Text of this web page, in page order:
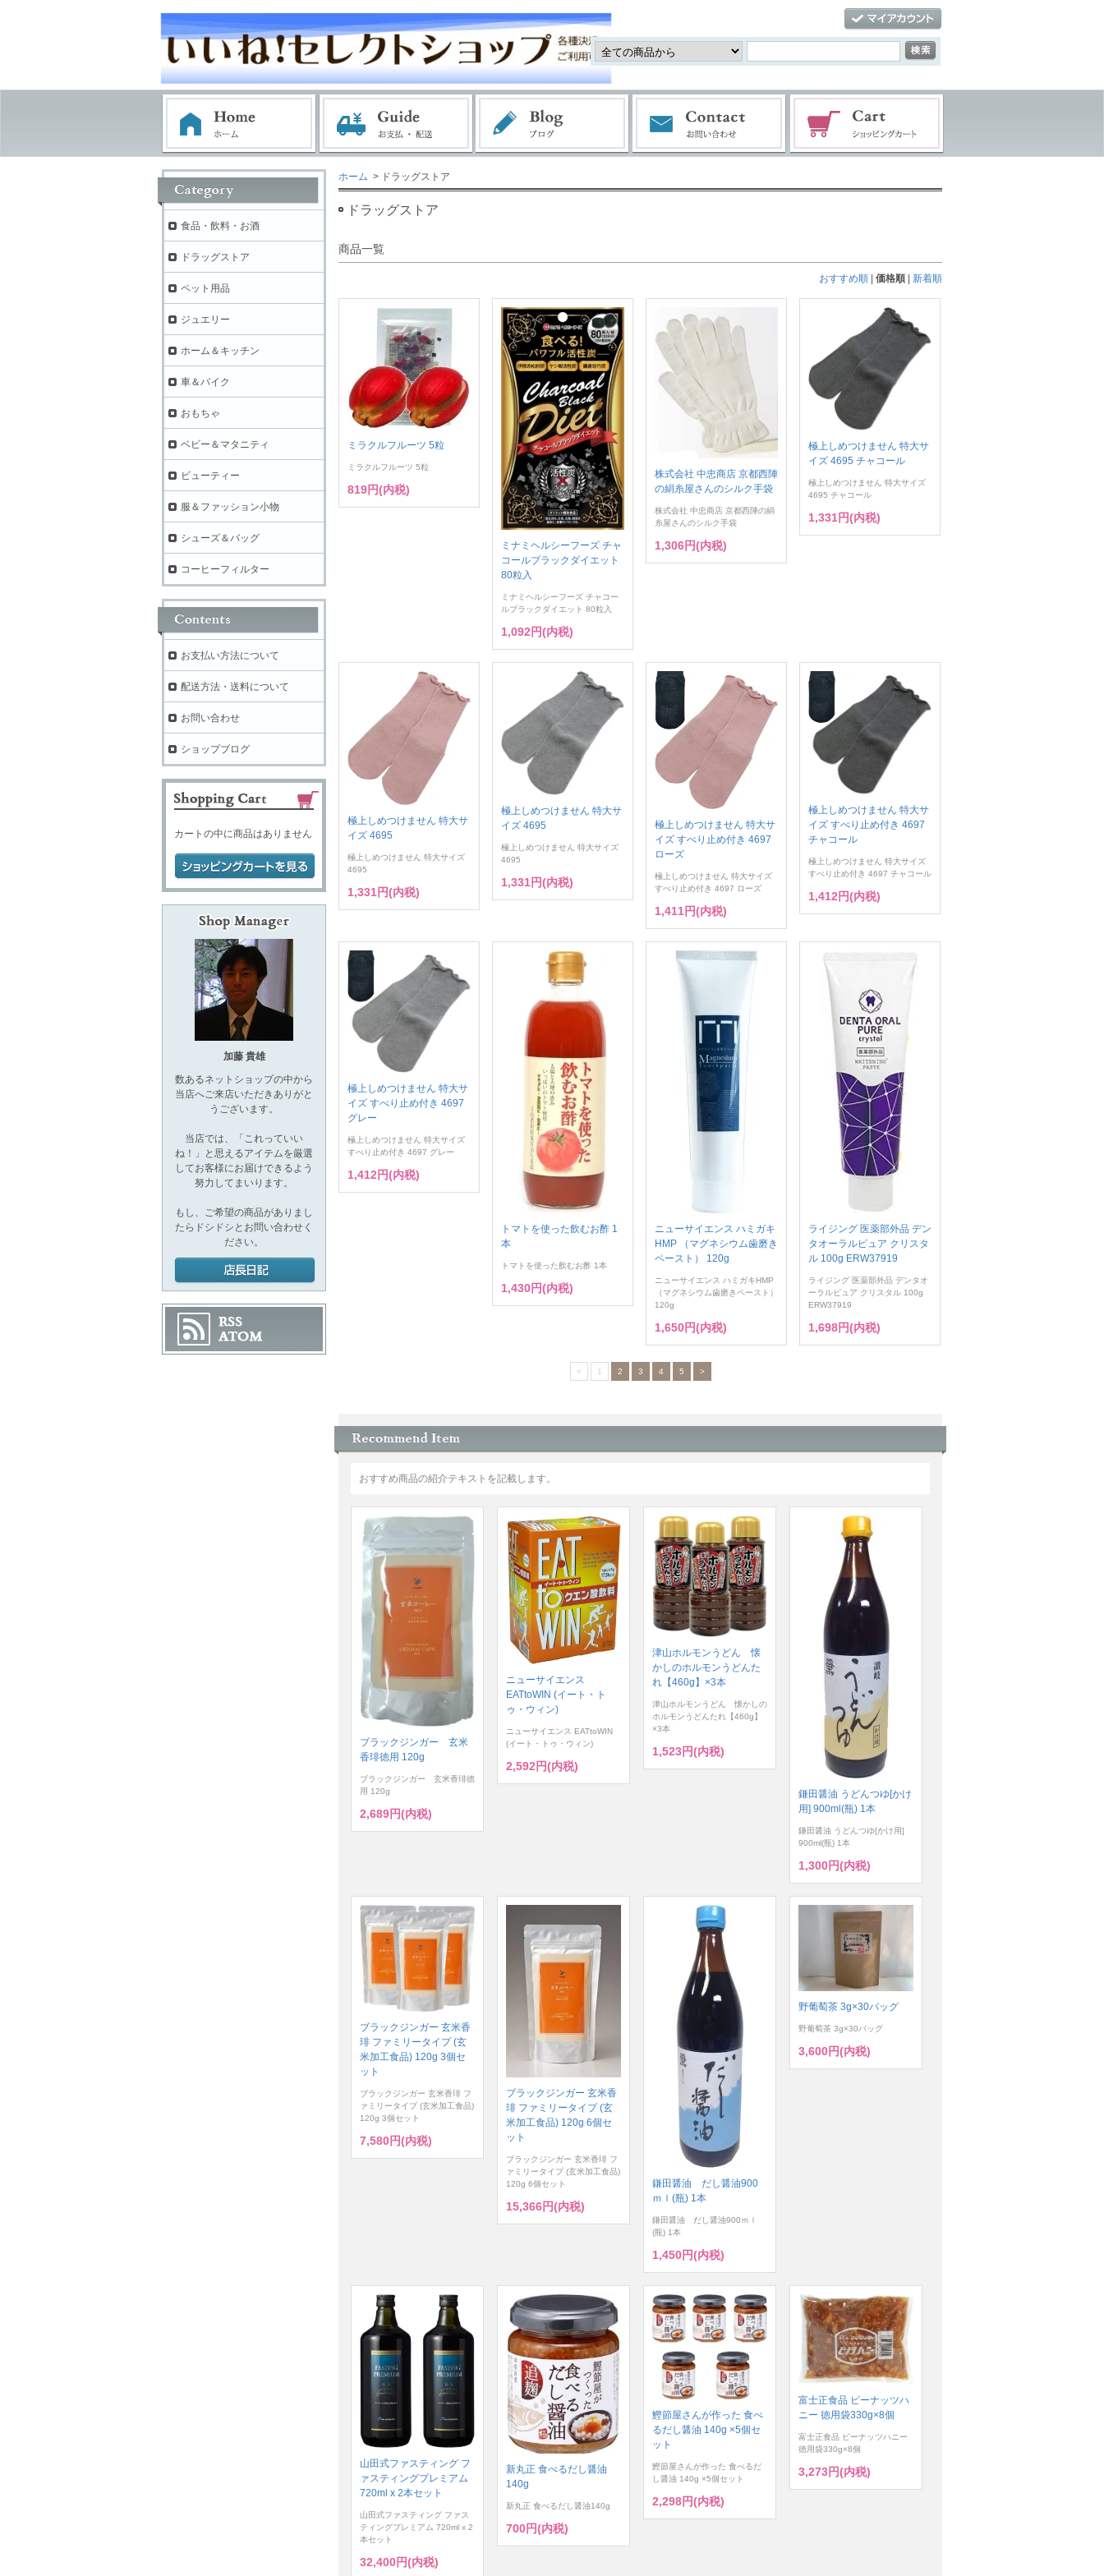
ホーム > ドラッグストア
ドラッグストア
商品一覧
おすすめ順 | 価格順 | 新着順
ミラクルフルーツ 5粒
ミラクルフルーツ 5粒
819円(内税)
ミナミヘルシーフーズ チャ
コールブラックダイエット
80粒入
ミナミヘルシーフーズ チャコー
ルブラックダイエット 80粒入
1,092円(内税)
株式会社 中忠商店 京都西陣
の絹糸屋さんのシルク手袋
株式会社 中忠商店 京都西陣の絹
糸屋さんのシルク手袋
1,306円(内税)
極上しめつけません 特大サ
イズ 4695 チャコール
極上しめつけません 特大サイズ
4695 チャコール
1,331円(内税)
極上しめつけません 特大サ
イズ 4695
極上しめつけません 特大サイズ
4695
1,331円(内税)
極上しめつけません 特大サ
イズ 4695
極上しめつけません 特大サイズ
4695
1,331円(内税)
極上しめつけません 特大サ
イズ すべり止め付き 4697
ローズ
極上しめつけません 特大サイズ
すべり止め付き 4697 ローズ
1,411円(内税)
極上しめつけません 特大サ
イズ すべり止め付き 4697
チャコール
極上しめつけません 特大サイズ
すべり止め付き 4697 チャコール
1,412円(内税)
極上しめつけません 特大サ
イズ すべり止め付き 4697
グレー
極上しめつけません 特大サイズ
すべり止め付き 4697 グレー
1,412円(内税)
トマトを使った飲むお酢 1
本
トマトを使った飲むお酢 1本
1,430円(内税)
ニューサイエンス ハミガキ
HMP （マグネシウム歯磨き
ペースト） 120g
ニューサイエンス ハミガキHMP
（マグネシウム歯磨きペースト）
120g
1,650円(内税)
ライジング 医薬部外品 デン
タオーラルピュア クリスタ
ル 100g ERW37919
ライジング 医薬部外品 デンタオ
ーラルピュア クリスタル 100g
ERW37919
1,698円(内税)
< 1 2 3 4 5 >
おすすめ商品の紹介テキストを記載します。
ブラックジンガー 玄米
香琲徳用 120g
ブラックジンガー 玄米香琲徳
用 120g
2,689円(内税)
ニューサイエンス
EATtoWIN (イート・ト
ゥ・ウィン)
ニューサイエンス EATtoWIN
(イート・トゥ・ウィン)
2,592円(内税)
津山ホルモンうどん 懐
かしのホルモンうどんた
れ【460g】×3本
津山ホルモンうどん 懐かしの
ホルモンうどんたれ【460g】
×3本
1,523円(内税)
鎌田醤油 うどんつゆ[かけ
用] 900ml(瓶) 1本
鎌田醤油 うどんつゆ[かけ用]
900ml(瓶) 1本
1,300円(内税)
ブラックジンガー 玄米香
琲 ファミリータイプ (玄
米加工食品) 120g 3個セ
ット
ブラックジンガー 玄米香琲 フ
ァミリータイプ (玄米加工食品)
120g 3個セット
7,580円(内税)
ブラックジンガー 玄米香
琲 ファミリータイプ (玄
米加工食品) 120g 6個セ
ット
ブラックジンガー 玄米香琲 フ
ァミリータイプ (玄米加工食品)
120g 6個セット
15,366円(内税)
鎌田醤油 だし醤油900
ｍｌ(瓶) 1本
鎌田醤油 だし醤油900ｍｌ
(瓶) 1本
1,450円(内税)
野葡萄茶 3g×30バッグ
野葡萄茶 3g×30バッグ
3,600円(内税)
山田式ファスティング フ
ァスティングプレミアム
720ml x 2本セット
山田式ファスティング ファス
ティングプレミアム 720ml x 2
本セット
32,400円(内税)
新丸正 食べるだし醤油
140g
新丸正 食べるだし醤油140g
700円(内税)
鰹節屋さんが作った 食べ
るだし醤油 140g ×5個セ
ット
鰹節屋さんが作った 食べるだ
し醤油 140g ×5個セット
2,298円(内税)
富士正食品 ピーナッツハ
ニー 徳用袋330g×8個
富士正食品 ピーナッツハニー
徳用袋330g×8個
3,273円(内税)
食品・飲料・お酒
ドラッグストア
ペット用品
ジュエリー
ホーム＆キッチン
車＆バイク
おもちゃ
ベビー＆マタニティ
ビューティー
服＆ファッション小物
シューズ＆バッグ
コーヒーフィルター
お支払い方法について
配送方法・送料について
お問い合わせ
ショップブログ
カートの中に商品はありません
加藤 貴雄
数あるネットショップの中から
当店へご来店いただきありがと
うございます。
当店では、「これっていい
ね！」と思えるアイテムを厳選
してお客様にお届けできるよう
努力してまいります。
もし、ご希望の商品がありまし
たらドシドシとお問い合わせく
ださい。